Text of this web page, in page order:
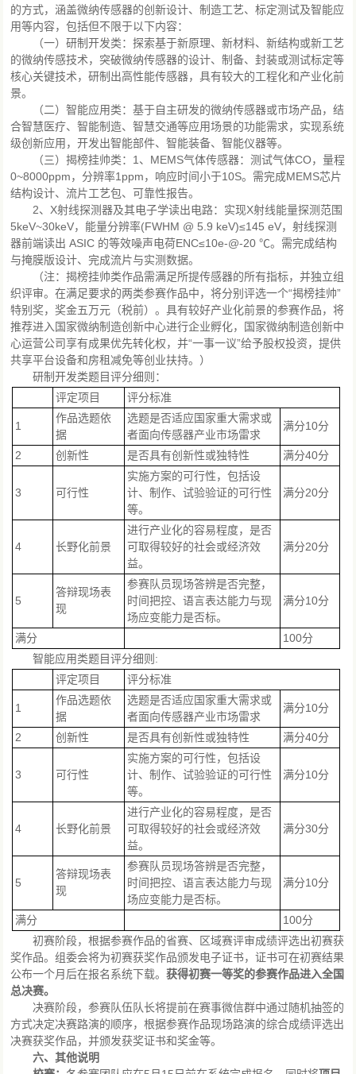
的方式，涵盖微纳传感器的创新设计、制造工艺、标定测试及智能应
用等内容，包括但不限于以下内容：
（一）研制开发类：探索基于新原理、新材料、新结构或新工艺
的微纳传感技术，突破微纳传感器的设计、制备、封装或测试标定等
核心关键技术，研制出高性能传感器，具有较大的工程化和产业化前
景。
（二）智能应用类：基于自主研发的微纳传感器或市场产品，结
合智慧医疗、智能制造、智慧交通等应用场景的功能需求，实现系统
级创新应用，开发出智能部件、智能装备、智能仪器等。
（三）揭榜挂帅类：1、MEMS气体传感器：测试气体CO，量程
0~8000ppm，分辨率1ppm，响应时间小于10S。需完成MEMS芯片
结构设计、流片工艺包、可靠性报告。
2、X射线探测器及其电子学读出电路：实现X射线能量探测范围
5keV~30keV，能量分辨率(FWHM @ 5.9 keV)≤145 eV，射线探测
器前端读出 ASIC 的等效噪声电荷ENC≤10e-@-20 ℃。需完成结构
与掩膜版设计、完成流片与实测数据。
（注：揭榜挂帅类作品需满足所提传感器的所有指标，并独立组
织评审。在满足要求的两类参赛作品中，将分别评选一个“揭榜挂帅”
特别奖，奖金五万元（税前）。具有较好产业化前景的参赛作品，将
推荐进入国家微纳制造创新中心进行企业孵化，国家微纳制造创新中
心运营公司享有成果优先转化权，并“一事一议”给予股权投资，提供
共享平台设备和房租减免等创业扶持。）
研制开发类题目评分细则：
评定项目
评分标准
1
作品选题依
据
选题是否适应国家重大需求或
者面向传感器产业市场雷求
满分10分
2 创新性 是否具有创新性或独特性 满分40分
3 可行性
实施方案的可行性，包括设
计、制作、试验验证的可行性
等。
满分20分
4 长野化前景
进行产业化的容易程度，是否
可取得较好的社会或经济效
益。
满分20分
5
答辩现场表
现
参赛队员现场答辨是否完整，
时间把控、语言表达能力与现
场应变能力是否标。
满分10分
满分
100分
智能应用类题目评分细则:
评定项目
评分标准
1
作品选题依
据
选题是否适应国家重大需求或
者面向传感器产业市场雷求
满分10分
2 创新性 是否具有创新性或独特性 满分40分
3 可行性
实施方案的可行性，包括设
计、制作、试验验证的可行性
等。
满分10分
4 长野化前景
进行产业化的容易程度，是否
可取得较好的社会或经济效
益。
满分30分
5
答辩现场表
现
参赛队员现场答辨是否完整，
时间把控、语言表达能力与现
场应变能力是否标。
满分10分
满分
100分
初赛阶段，根据参赛作品的省赛、区域赛评审成绩评选出初赛获
奖作品。组委会将为初赛获奖作品颁发电子证书，证书可在初赛结果
公布一个月后在报名系统下载。获得初赛一等奖的参赛作品进入全国
总决赛。
决赛阶段，参赛队伍队长将提前在赛事微信群中通过随机抽签的
方式决定决赛路演的顺序，根据参赛作品现场路演的综合成绩评选出
决赛获奖作品，并颁发获奖证书和奖金等。
六、其他说明